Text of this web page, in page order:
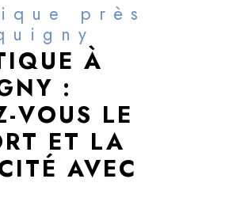
près
À
:
VOUS LE
ET LA
AVEC